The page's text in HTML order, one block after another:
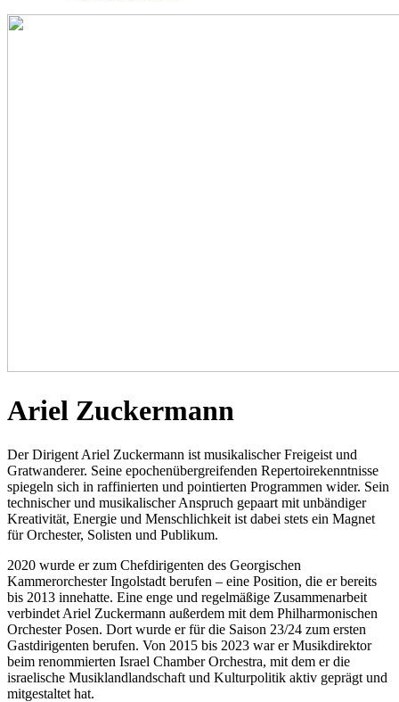
Ariel Zuckermann
Der Dirigent Ariel Zuckermann ist musikalischer Freigeist und
Gratwanderer. Seine epochenübergreifenden Repertoirekenntnisse
spiegeln sich in raffinierten und pointierten Programmen wider. Sein
technischer und musikalischer Anspruch gepaart mit unbändiger
Kreativität, Energie und Menschlichkeit ist dabei stets ein Magnet
für Orchester, Solisten und Publikum.
2020 wurde er zum Chefdirigenten des Georgischen
Kammerorchester Ingolstadt berufen – eine Position, die er bereits
bis 2013 innehatte. Eine enge und regelmäßige Zusammenarbeit
verbindet Ariel Zuckermann außerdem mit dem Philharmonischen
Orchester Posen. Dort wurde er für die Saison 23/24 zum ersten
Gastdirigenten berufen. Von 2015 bis 2023 war er Musikdirektor
beim renommierten Israel Chamber Orchestra, mit dem er die
israelische Musiklandlandschaft und Kulturpolitik aktiv geprägt und
mitgestaltet hat.